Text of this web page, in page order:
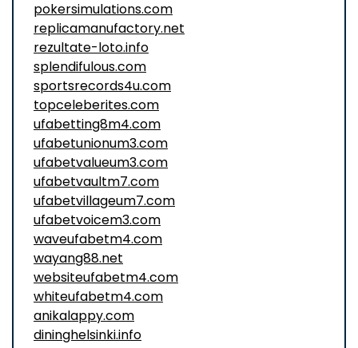
pokersimulations.com
replicamanufactory.net
rezultate-loto.info
splendifulous.com
sportsrecords4u.com
topceleberites.com
ufabetting8m4.com
ufabetunionum3.com
ufabetvalueum3.com
ufabetvaultm7.com
ufabetvillageum7.com
ufabetvoicem3.com
waveufabetm4.com
wayang88.net
websiteufabetm4.com
whiteufabetm4.com
anikalappy.com
dininghelsinki.info